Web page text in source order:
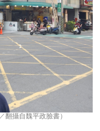
翻攝自魏平政臉書）